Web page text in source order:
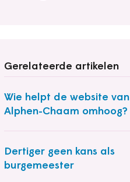
Gerelateerde artikelen
Wie helpt de website van
Alphen-Chaam omhoog?
Dertiger geen kans als
burgemeester